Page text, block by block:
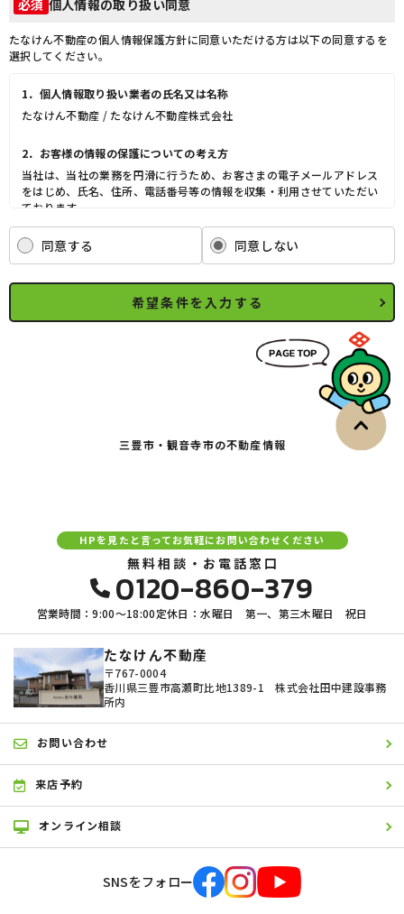
必須 個人情報の取り扱い同意
たなけん不動産の個人情報保護方針に同意いただける方は以下の同意するを
選択してください。
1．個人情報取り扱い業者の氏名又は名称
たなけん不動産 / たなけん不動産株式会社
2．お客様の情報の保護についての考え方
当社は、当社の業務を円滑に行うため、お客さまの電子メールアドレス
をはじめ、氏名、住所、電話番号等の情報を収集・利用させていただい
ております。
当社は、これらのお客さまの個人情報（以下「お客さま情報」といいま
す。）の適正な保護を重大な責務と認識し、この責務を果たすために、
次の方針の下でお客さま情報を取り扱います。
(1) お客さま情報に適用される個人情報の保護に関する法律その他の関
係法令を遵守し、適切に取り扱います。また、適宜取扱いの改善に努め
(2) お客さま情報の取扱いに関する規程を明確にし、従業者に周知徹底
します。また、取引先等に対しても適切にお客さま情報を取り扱うよう
(3) お客さま情報の収集に際しては、利用目的を特定して通知または公
表し、その利用目的にしたがってお客さま情報を取り扱います。
(4) お客さま情報の漏洩、紛失、改ざん等を防止するために必要な 対策
(5) 保有するお客さま情報について、お客さま本人からの開示、訂正、
3．お客様の情報の利用目的
当社は、不動産についてのサービスをお客さまにご利用いただくにあた
り、各種の申込みの受付、訪問、提案、見積、各種の工事やサービス提
供等の機会に、当社が直接あるいは協力会社又は業務委託先等を通じ
所、電話番号等）を取得いたしますが、これらの個人情報は下記の目的
に利用させていただきます。
(1) 不動産についてのサービスの提供
(2) 不動産についてのサービスのアフターサービスの提供
(3) 不動産についてのサービスのお知らせ・ＰＲ、調査・データ集積、
研究開発
(4) ウェブサイトシステム管理会社（以下「サイト管理会社」といいま
す。）への提供。
(5) その他上記(1)から(4)に附随する業務の実施
で、お客様の個人データをサイト管理会社に提供します。
このように提供された個人データにつきましては、サイト管理会社にお
サイト管理会社は、そのサービスの改善・向上を目指すことに加え、メ
ールマガジンなどによる情報提供、お客様による購買の分析をして、当
同意する 同意しない
希望条件を入力する
三豊市・観音寺市の不動産情報
HPを見たと言ってお気軽にお問い合わせください
無料相談・お電話窓口
0120-860-379
営業時間：9:00〜18:00定休日：水曜日 第一、第三木曜日 祝日
たなけん不動産
〒767-0004
香川県三豊市高瀬町比地1389-1 株式会社田中建設事務
所内
お問い合わせ
来店予約
オンライン相談
SNSをフォロー